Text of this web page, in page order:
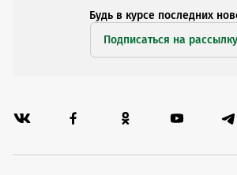
Будь в курсе последних
Подписаться на рассылку